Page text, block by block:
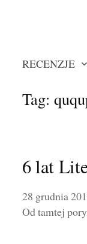
RECENZJE
Tag:
6 lat
28 grudnia
Od tamtej